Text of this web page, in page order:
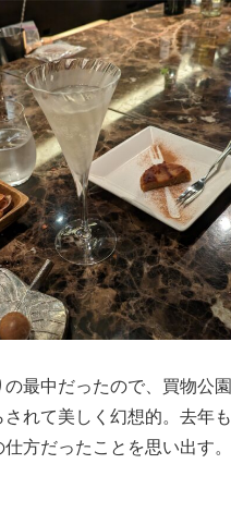
最中だったので、買物公
されて美しく幻想的。去年
仕方だったことを思い出す